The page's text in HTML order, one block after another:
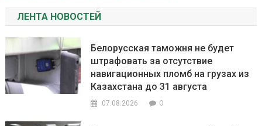
ЛЕНТА НОВОСТЕЙ
Белорусская таможня не будет
штрафовать за отсутствие
навигационных пломб на грузах из
Казахстана до 31 августа
07.08.2026 0